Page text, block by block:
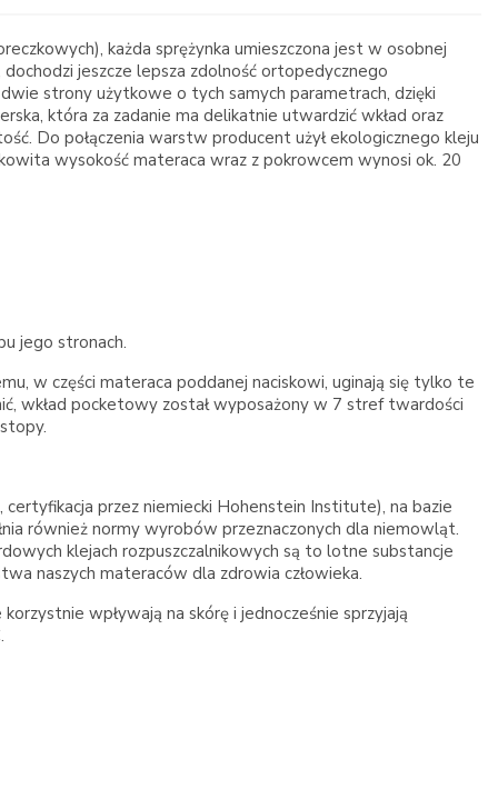
każda sprężynka umieszczona jest w osobnej
jeszcze lepsza zdolność ortopedycznego
strony użytkowe o tych samych parametrach, dzięki
która za zadanie ma delikatnie utwardzić wkład oraz
Do połączenia warstw producent użył ekologicznego kleju
wysokość materaca wraz z pokrowcem wynosi ok. 20
jego stronach.
w części materaca poddanej naciskowi, uginają się tylko te
wkład pocketowy został wyposażony w 7 stref twardości
przez niemiecki Hohenstein Institute), na bazie
również normy wyrobów przeznaczonych dla niemowląt.
klejach rozpuszczalnikowych są to lotne substancje
naszych materaców dla zdrowia człowieka.
wpływają na skórę i jednocześnie sprzyjają